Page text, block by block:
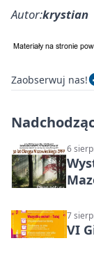
Autor:krystian
Zaobserwuj nas!
6
7
VI